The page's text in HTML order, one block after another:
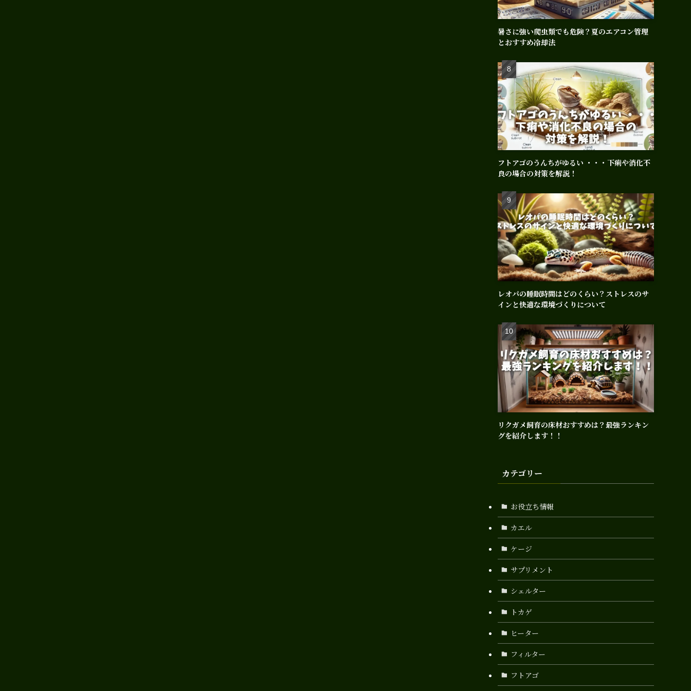
暑さに強い爬虫類でも危険？夏のエアコン管理
とおすすめ冷却法
フトアゴのうんちがゆるい ・・・下痢や消化不
良の場合の対策を解説！
レオパの睡眠時間はどのくらい？ストレスのサ
インと快適な環境づくりについて
リクガメ飼育の床材おすすめは？最強ランキン
グを紹介します！！
カテゴリー
お役立ち情報
カエル
ケージ
サプリメント
シェルター
トカゲ
ヒーター
フィルター
フトアゴ